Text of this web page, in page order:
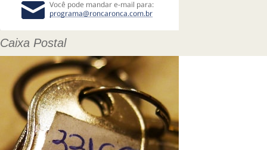
Caixa Postal